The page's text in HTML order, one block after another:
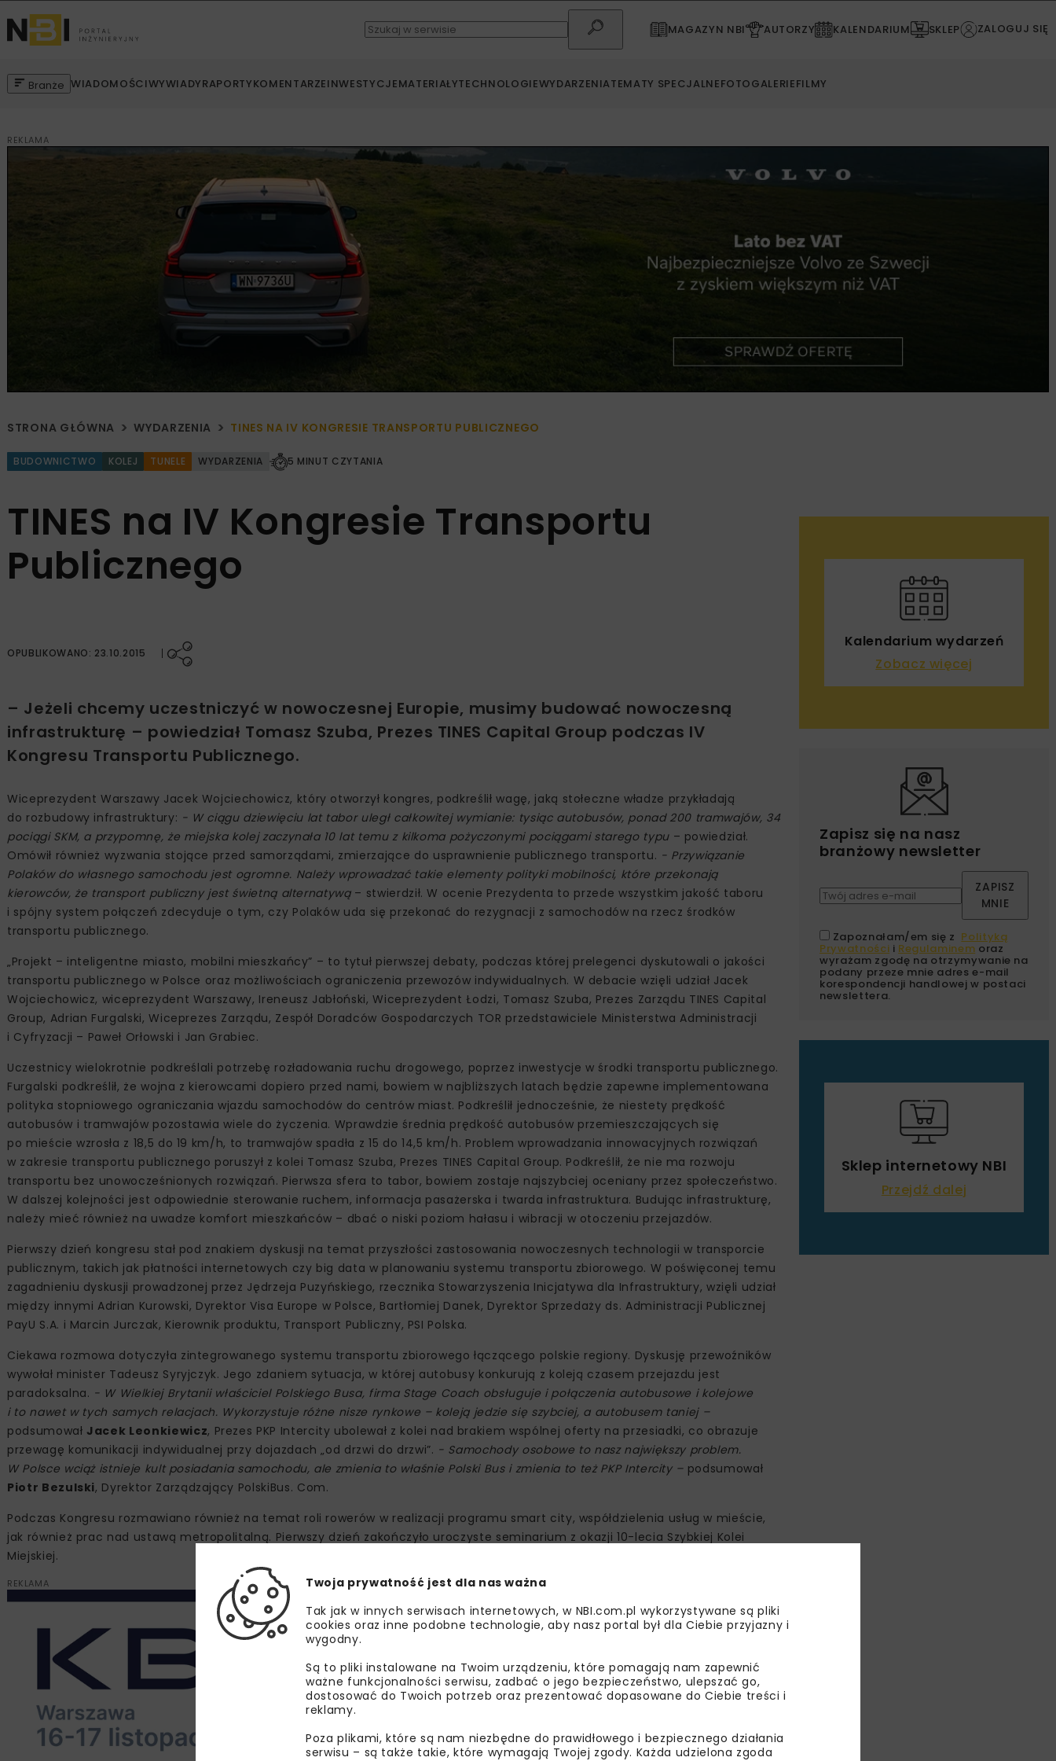
MAGAZYN NBI AUTORZY KALENDARIUM SKLEP ZALOGUJ SIĘ
Branże WIADOMOŚCIWYWIADYRAPORTYKOMENTARZEINWESTYCJEMATERIAŁYTECHNOLOGIEWYDARZENIATEMATY SPECJALNEFOTOGALERIEFILMY
REKLAMA
STRONA GŁÓWNA WYDARZENIA TINES NA IV KONGRESIE TRANSPORTU PUBLICZNEGO
BUDOWNICTWO KOLEJ TUNELE WYDARZENIA 5 MINUT CZYTANIA
TINES na IV Kongresie Transportu
Publicznego
OPUBLIKOWANO: 23.10.2015
– Jeżeli chcemy uczestniczyć w nowoczesnej Europie, musimy budować nowoczesną
infrastrukturę – powiedział Tomasz Szuba, Prezes TINES Capital Group podczas IV
Kongresu Transportu Publicznego.
Wiceprezydent Warszawy Jacek Wojciechowicz, który otworzył kongres, podkreślił wagę, jaką stołeczne władze przykładają
do rozbudowy infrastruktury: - W ciągu dziewięciu lat tabor uległ całkowitej wymianie: tysiąc autobusów, ponad 200 tramwajów, 34
pociągi SKM, a przypomnę, że miejska kolej zaczynała 10 lat temu z kilkoma pożyczonymi pociągami starego typu – powiedział.
Omówił również wyzwania stojące przed samorządami, zmierzające do usprawnienie publicznego transportu. - Przywiązanie
Polaków do własnego samochodu jest ogromne. Należy wprowadzać takie elementy polityki mobilności, które przekonają
kierowców, że transport publiczny jest świetną alternatywą – stwierdził. W ocenie Prezydenta to przede wszystkim jakość taboru
i spójny system połączeń zdecyduje o tym, czy Polaków uda się przekonać do rezygnacji z samochodów na rzecz środków
transportu publicznego.
„Projekt – inteligentne miasto, mobilni mieszkańcy” – to tytuł pierwszej debaty, podczas której prelegenci dyskutowali o jakości
transportu publicznego w Polsce oraz możliwościach ograniczenia przewozów indywidualnych. W debacie wzięli udział Jacek
Wojciechowicz, wiceprezydent Warszawy, Ireneusz Jabłoński, Wiceprezydent Łodzi, Tomasz Szuba, Prezes Zarządu TINES Capital
Group, Adrian Furgalski, Wiceprezes Zarządu, Zespół Doradców Gospodarczych TOR przedstawiciele Ministerstwa Administracji
i Cyfryzacji – Paweł Orłowski i Jan Grabiec.
Uczestnicy wielokrotnie podkreślali potrzebę rozładowania ruchu drogowego, poprzez inwestycje w środki transportu publicznego.
Furgalski podkreślił, że wojna z kierowcami dopiero przed nami, bowiem w najbliższych latach będzie zapewne implementowana
polityka stopniowego ograniczania wjazdu samochodów do centrów miast. Podkreślił jednocześnie, że niestety prędkość
autobusów i tramwajów pozostawia wiele do życzenia. Wprawdzie średnia prędkość autobusów przemieszczających się
po mieście wzrosła z 18,5 do 19 km/h, to tramwajów spadła z 15 do 14,5 km/h. Problem wprowadzania innowacyjnych rozwiązań
w zakresie transportu publicznego poruszył z kolei Tomasz Szuba, Prezes TINES Capital Group. Podkreślił, że nie ma rozwoju
transportu bez unowocześnionych rozwiązań. Pierwsza sfera to tabor, bowiem zostaje najszybciej oceniany przez społeczeństwo.
W dalszej kolejności jest odpowiednie sterowanie ruchem, informacja pasażerska i twarda infrastruktura. Budując infrastrukturę,
należy mieć również na uwadze komfort mieszkańców – dbać o niski poziom hałasu i wibracji w otoczeniu przejazdów.
Pierwszy dzień kongresu stał pod znakiem dyskusji na temat przyszłości zastosowania nowoczesnych technologii w transporcie
publicznym, takich jak płatności internetowych czy big data w planowaniu systemu transportu zbiorowego. W poświęconej temu
zagadnieniu dyskusji prowadzonej przez Jędrzeja Puzyńskiego, rzecznika Stowarzyszenia Inicjatywa dla Infrastruktury, wzięli udział
między innymi Adrian Kurowski, Dyrektor Visa Europe w Polsce, Bartłomiej Danek, Dyrektor Sprzedaży ds. Administracji Publicznej
PayU S.A. i Marcin Jurczak, Kierownik produktu, Transport Publiczny, PSI Polska.
Ciekawa rozmowa dotyczyła zintegrowanego systemu transportu zbiorowego łączącego polskie regiony. Dyskusję przewoźników
wywołał minister Tadeusz Syryjczyk. Jego zdaniem sytuacja, w której autobusy konkurują z koleją czasem przejazdu jest
paradoksalna. - W Wielkiej Brytanii właściciel Polskiego Busa, firma Stage Coach obsługuje i połączenia autobusowe i kolejowe
i to nawet w tych samych relacjach. Wykorzystuje różne nisze rynkowe – koleją jedzie się szybciej, a autobusem taniej –
podsumował Jacek Leonkiewicz, Prezes PKP Intercity ubolewał z kolei nad brakiem wspólnej oferty na przesiadki, co obrazuje
przewagę komunikacji indywidualnej przy dojazdach „od drzwi do drzwi”. - Samochody osobowe to nasz największy problem.
W Polsce wciąż istnieje kult posiadania samochodu, ale zmienia to właśnie Polski Bus i zmienia to też PKP Intercity – podsumował
Piotr Bezulski, Dyrektor Zarządzający PolskiBus. Com.
Podczas Kongresu rozmawiano również na temat roli rowerów w realizacji programu smart city, współdzielenia usług w mieście,
jak również prac nad ustawą metropolitalną. Pierwszy dzień zakończyło uroczyste seminarium z okazji 10-lecia Szybkiej Kolei
Miejskiej.
REKLAMA
Kalendarium wydarzeń
Zobacz więcej
Zapisz się na nasz
branżowy newsletter
ZAPISZ
MNIE
Zapoznałam/em się z Polityką
Prywatności i Regulaminem oraz
wyrażam zgodę na otrzymywanie na
podany przeze mnie adres e-mail
korespondencji handlowej w postaci
newslettera.
Sklep internetowy NBI
Przejdź dalej
Twoja prywatność jest dla nas ważna
Tak jak w innych serwisach internetowych, w NBI.com.pl wykorzystywane są pliki
cookies oraz inne podobne technologie, aby nasz portal był dla Ciebie przyjazny i
wygodny.
Są to pliki instalowane na Twoim urządzeniu, które pomagają nam zapewnić
ważne funkcjonalności serwisu, zadbać o jego bezpieczeństwo, ulepszać go,
dostosować do Twoich potrzeb oraz prezentować dopasowane do Ciebie treści i
reklamy.
Poza plikami, które są nam niezbędne do prawidłowego i bezpiecznego działania
serwisu – są także takie, które wymagają Twojej zgody. Każda udzielona zgoda